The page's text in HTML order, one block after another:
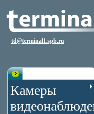
td@terminal1.spb.ru
Камеры